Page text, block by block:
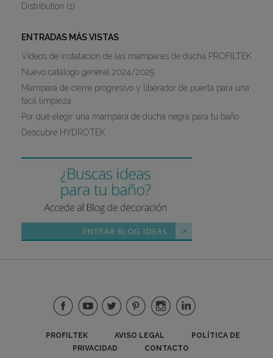
Distribution (1)
ENTRADAS MÁS VISTAS
Vídeos de instalación de las mamparas de ducha PROFILTEK
Nuevo catálogo general 2024/2025
Mampara de cierre progresivo y liberador de puerta para una
fácil limpieza
Por qué elegir una mampara de ducha negra para tu baño
Descubre HYDROTEK
PROFILTEK AVISO LEGAL
POLÍTICA DE
PRIVACIDAD
CONTACTO